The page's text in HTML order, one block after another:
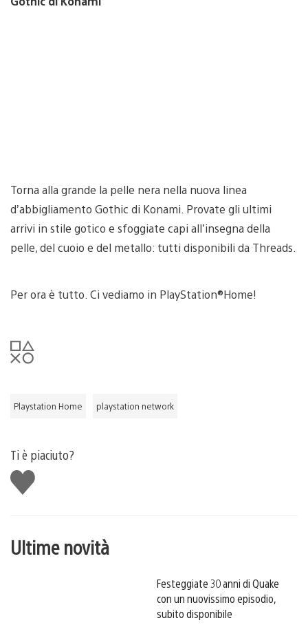
Torna alla grande la pelle nera nella nuova linea
d’abbigliamento Gothic di Konami. Provate gli ultimi
arrivi in stile gotico e sfoggiate capi all’insegna della
pelle, del cuoio e del metallo: tutti disponibili da Threads.
Per ora è tutto. Ci vediamo in PlayStation®Home!
Playstation Home playstation network
Ti è piaciuto?
Mi
piace
Ultime novità
Festeggiate 30 anni di Quake
con un nuovissimo episodio,
subito disponibile